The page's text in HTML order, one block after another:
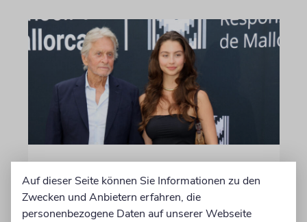
PALMA
Michael Douglas ist
Ehrenbotschafter Mallorcas
Auf dieser Seite können Sie Informationen zu den
Zwecken und Anbietern erfahren, die
personenbezogene Daten auf unserer Webseite